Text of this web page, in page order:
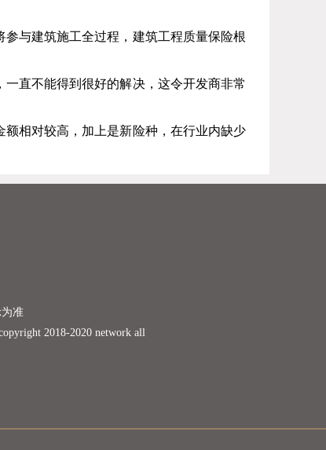
与建筑施工全过程，建筑工程质量保险根
直不能得到很好的解决，这令开发商非常
相对较高，加上是新险种，在行业内缺少
准
2018-2020 network all